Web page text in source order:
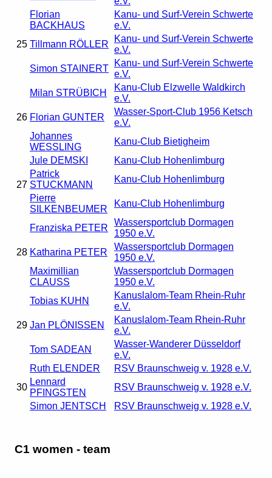
25
Florian
BACKHAUS
Kanu- und Surf-Verein Schwerte
e.V.
Tillmann RÖLLER
Kanu- und Surf-Verein Schwerte
e.V.
Simon STAINERT
Kanu- und Surf-Verein Schwerte
e.V.
26
Milan STRÜBICH
Kanu-Club Elzwelle Waldkirch
e.V.
Florian GUNTER
Wasser-Sport-Club 1956 Ketsch
e.V.
Johannes
WESSLING
Kanu-Club Bietigheim
27
Jule DEMSKI
Kanu-Club Hohenlimburg
Patrick
STUCKMANN
Kanu-Club Hohenlimburg
Pierre
SILKENBEUMER
Kanu-Club Hohenlimburg
28
Franziska PETER
Wassersportclub Dormagen
1950 e.V.
Katharina PETER
Wassersportclub Dormagen
1950 e.V.
Maximillian
CLAUSS
Wassersportclub Dormagen
1950 e.V.
29
Tobias KUHN
Kanuslalom-Team Rhein-Ruhr
e.V.
Jan PLÖNISSEN
Kanuslalom-Team Rhein-Ruhr
e.V.
Tom SADEAN
Wasser-Wanderer Düsseldorf
e.V.
30
Ruth ELENDER
RSV Braunschweig v. 1928 e.V.
Lennard
PFINGSTEN
RSV Braunschweig v. 1928 e.V.
Simon JENTSCH
RSV Braunschweig v. 1928 e.V.
C1 women - team